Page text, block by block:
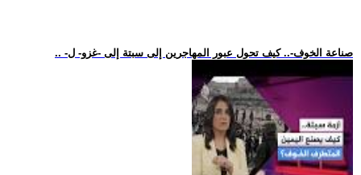
.. -صناعة الخوف-.. كيف تحول عبور المهاجرين إلى سبتة إلى -غزو- ل